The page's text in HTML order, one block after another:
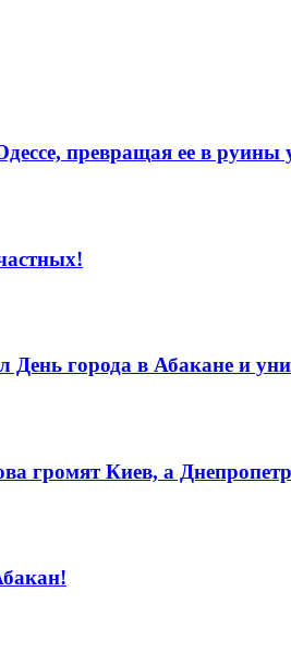
превращая ее в руины
города в Абакане и
громят Киев, а